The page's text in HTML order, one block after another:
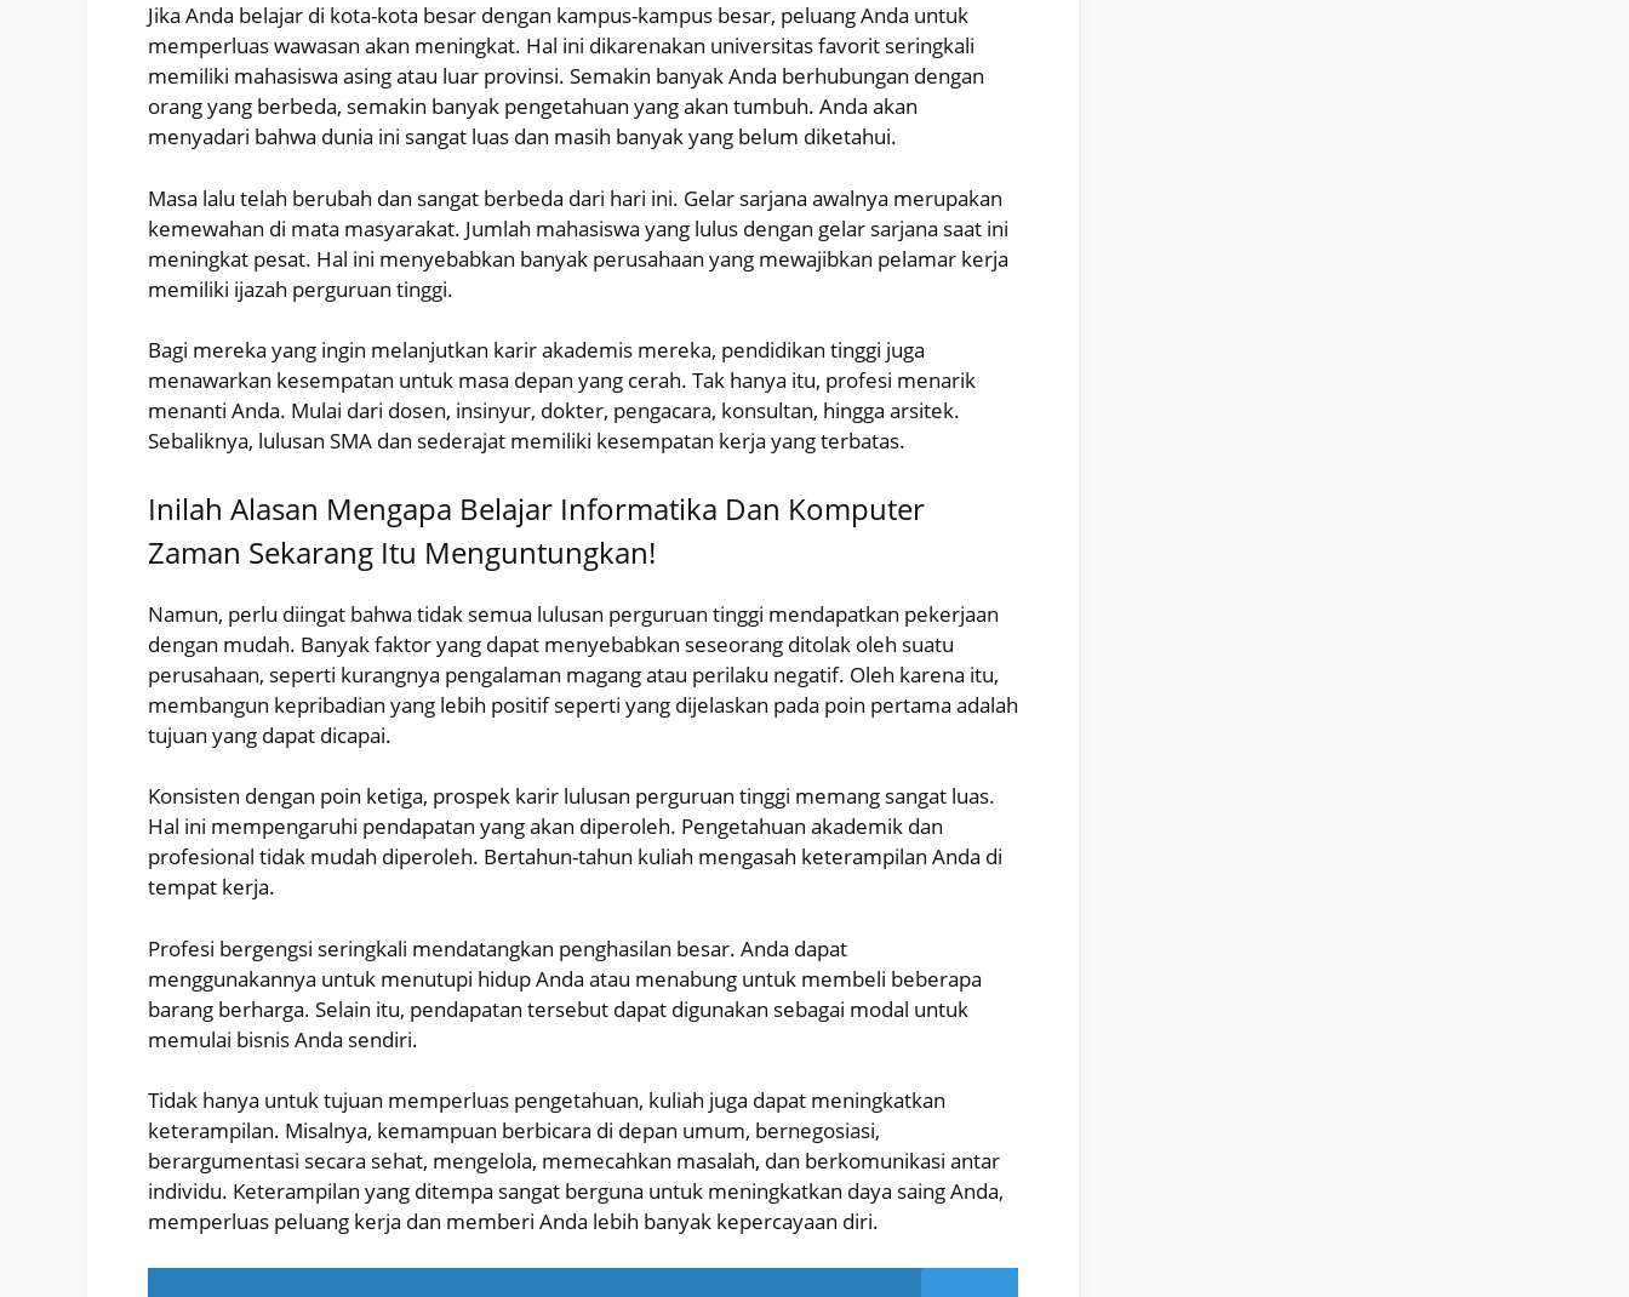
Jika Anda belajar di kota-kota besar dengan kampus-kampus besar, peluang Anda untuk
memperluas wawasan akan meningkat. Hal ini dikarenakan universitas favorit seringkali
memiliki mahasiswa asing atau luar provinsi. Semakin banyak Anda berhubungan dengan
orang yang berbeda, semakin banyak pengetahuan yang akan tumbuh. Anda akan
menyadari bahwa dunia ini sangat luas dan masih banyak yang belum diketahui.
Masa lalu telah berubah dan sangat berbeda dari hari ini. Gelar sarjana awalnya merupakan
kemewahan di mata masyarakat. Jumlah mahasiswa yang lulus dengan gelar sarjana saat ini
meningkat pesat. Hal ini menyebabkan banyak perusahaan yang mewajibkan pelamar kerja
memiliki ijazah perguruan tinggi.
Bagi mereka yang ingin melanjutkan karir akademis mereka, pendidikan tinggi juga
menawarkan kesempatan untuk masa depan yang cerah. Tak hanya itu, profesi menarik
menanti Anda. Mulai dari dosen, insinyur, dokter, pengacara, konsultan, hingga arsitek.
Sebaliknya, lulusan SMA dan sederajat memiliki kesempatan kerja yang terbatas.
Inilah Alasan Mengapa Belajar Informatika Dan Komputer
Zaman Sekarang Itu Menguntungkan!
Namun, perlu diingat bahwa tidak semua lulusan perguruan tinggi mendapatkan pekerjaan
dengan mudah. Banyak faktor yang dapat menyebabkan seseorang ditolak oleh suatu
perusahaan, seperti kurangnya pengalaman magang atau perilaku negatif. Oleh karena itu,
membangun kepribadian yang lebih positif seperti yang dijelaskan pada poin pertama adalah
tujuan yang dapat dicapai.
Konsisten dengan poin ketiga, prospek karir lulusan perguruan tinggi memang sangat luas.
Hal ini mempengaruhi pendapatan yang akan diperoleh. Pengetahuan akademik dan
profesional tidak mudah diperoleh. Bertahun-tahun kuliah mengasah keterampilan Anda di
tempat kerja.
Profesi bergengsi seringkali mendatangkan penghasilan besar. Anda dapat
menggunakannya untuk menutupi hidup Anda atau menabung untuk membeli beberapa
barang berharga. Selain itu, pendapatan tersebut dapat digunakan sebagai modal untuk
memulai bisnis Anda sendiri.
Tidak hanya untuk tujuan memperluas pengetahuan, kuliah juga dapat meningkatkan
keterampilan. Misalnya, kemampuan berbicara di depan umum, bernegosiasi,
berargumentasi secara sehat, mengelola, memecahkan masalah, dan berkomunikasi antar
individu. Keterampilan yang ditempa sangat berguna untuk meningkatkan daya saing Anda,
memperluas peluang kerja dan memberi Anda lebih banyak kepercayaan diri.